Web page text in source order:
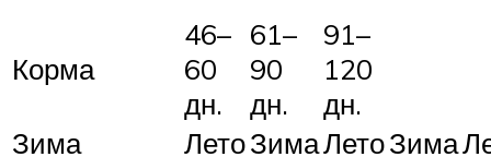
Корма
46–
60
дн.
61–
90
дн.
91–
120
дн.
Зима
ЛетоЗимаЛетоЗима